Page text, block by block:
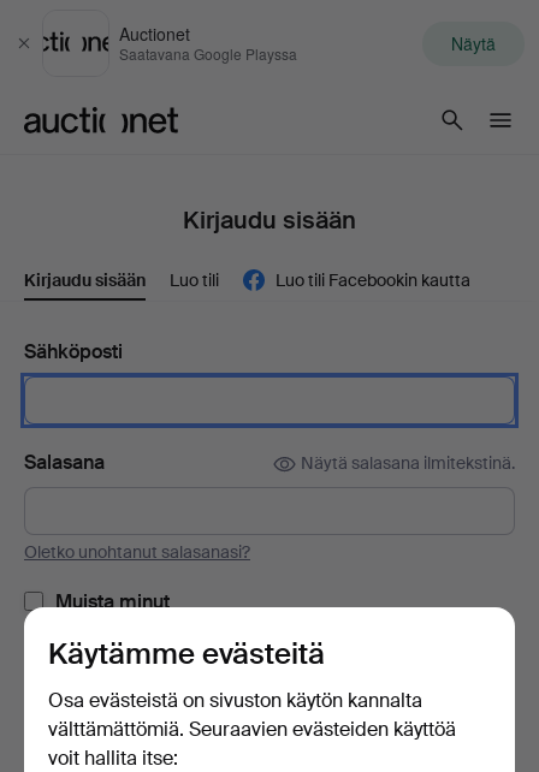
Sulje
Auctionet
Saatavana Google Playssa Näytä
Kirjaudu sisään
Kirjaudu sisään Luo tili Luo tili Facebookin kautta
Sähköposti
Salasana Näytä salasana ilmitekstinä.
Oletko unohtanut salasanasi?
Muista minut
tai kirjaudu Facebookiin täällä
Käytämme evästeitä
Osa evästeistä on sivuston käytön kannalta
välttämättömiä. Seuraavien evästeiden käyttöä
voit hallita itse: